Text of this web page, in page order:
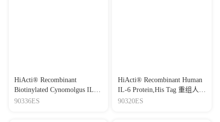
HiActi® Recombinant
Biotinylated Cynomolgus IL-6
Protein,His-Avi Tag
90336ES
HiActi® Recombinant Human
IL-6 Protein,His Tag 重组人白
介素-6
90320ES